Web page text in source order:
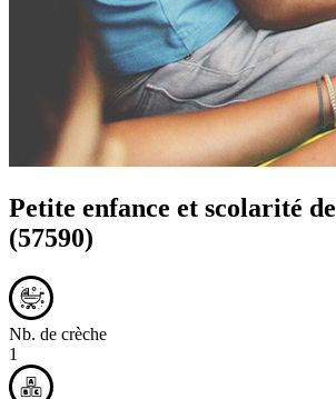
Petite enfance et scolarité de
(57590)
Nb. de crèche
1